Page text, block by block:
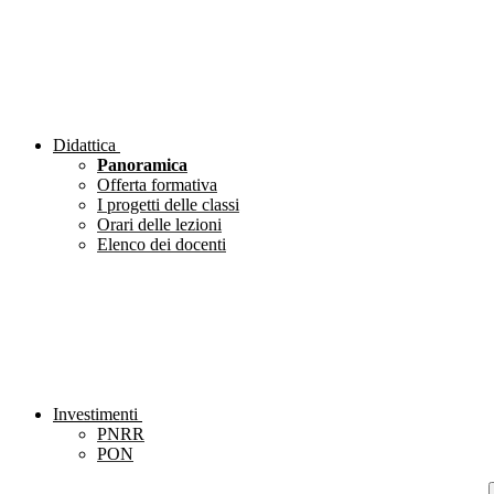
Didattica
Panoramica
Offerta formativa
I progetti delle classi
Orari delle lezioni
Elenco dei docenti
Investimenti
PNRR
PON